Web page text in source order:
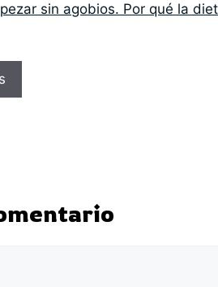
sin agobios. Por qué la